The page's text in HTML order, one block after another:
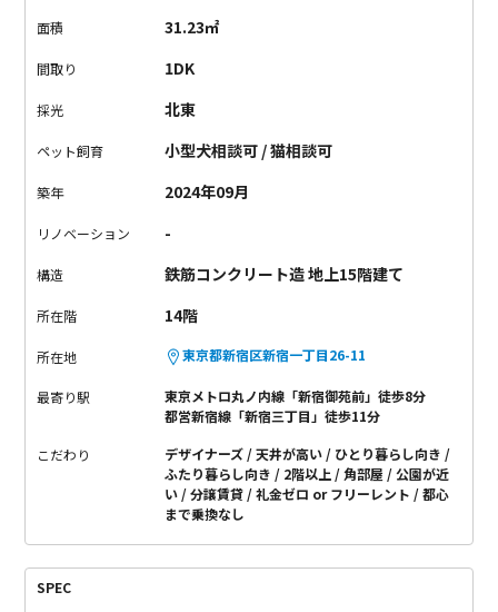
ント。
天井が高く、開放感もあります。
て間取りやロフトの位置も異なるので、
と洗練された共用ワークスペースが用意されていました。
っと作業したい、そんな時に大活躍。新宿御苑のあるオシャレ
す。
面積 31.23㎡
間取り 1DK
採光 北東
ペット飼育 小型犬相談可 / 猫相談可
築年 2024年09月
リノベーション -
構造 鉄筋コンクリート造 地上15階建て
所在階 14階
所在地 東京都新宿区新宿一丁目26-11
最寄り駅
東京メトロ丸ノ内線「新宿御苑前」徒歩8分
都営新宿線「新宿三丁目」徒歩11分
こだわり デザイナーズ 天井が高い
ひとり暮らし向き
ふたり暮らし向き
2階以上 角部屋
公園が近
い
分譲賃貸 礼金ゼロ or フリーレント
都心
まで乗換なし
SPEC